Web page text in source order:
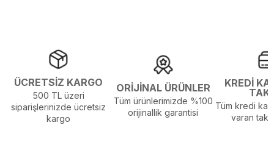
ÜCRETSİZ KARGO
500 TL üzeri
siparişlerinizde ücretsiz
kargo
ORİJİNAL ÜRÜNLER
Tüm ürünlerimizde %100
orijinallik garantisi
KREDİ
Tüm kredi
varan